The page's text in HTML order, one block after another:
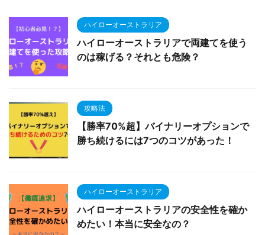
ハイローオーストラリア
ハイローオーストラリアで両建てを使う
のは稼げる？それとも危険？
攻略法
【勝率70%超】バイナリーオプションで
勝ち続けるには7つのコツがあった！
ハイローオーストラリア
ハイローオーストラリアの安全性を確か
めたい！本当に安全なの？